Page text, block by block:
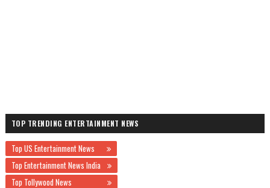
TOP TRENDING ENTERTAINMENT NEWS
Top US Entertainment News
Top Entertainment News India
Top Tollywood News